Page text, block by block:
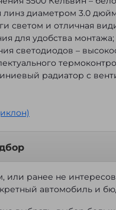
диаметром 3.0
светом и отличная
для удобства монтажа;
светодиодов –
радиатор с
или ранее не
автомобиль и